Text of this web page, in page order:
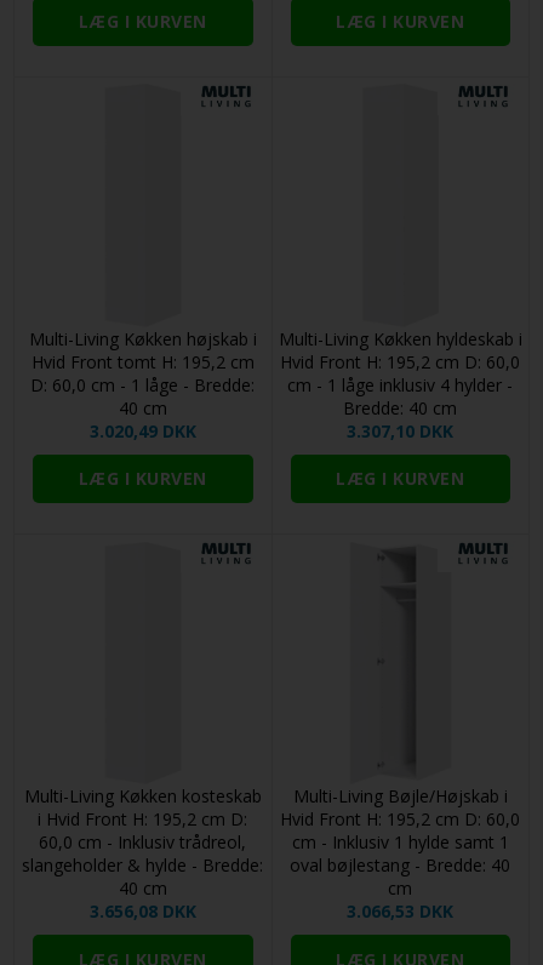
Multi-Living Køkken højskab i
Hvid Front tomt H: 195,2 cm
D: 60,0 cm - 1 låge - Bredde:
40 cm
3.020,49 DKK
Multi-Living Køkken hyldeskab i
Hvid Front H: 195,2 cm D: 60,0
cm - 1 låge inklusiv 4 hylder -
Bredde: 40 cm
3.307,10 DKK
Multi-Living Køkken kosteskab
i Hvid Front H: 195,2 cm D:
60,0 cm - Inklusiv trådreol,
slangeholder & hylde - Bredde:
40 cm
3.656,08 DKK
Multi-Living Bøjle/Højskab i
Hvid Front H: 195,2 cm D: 60,0
cm - Inklusiv 1 hylde samt 1
oval bøjlestang - Bredde: 40
cm
3.066,53 DKK